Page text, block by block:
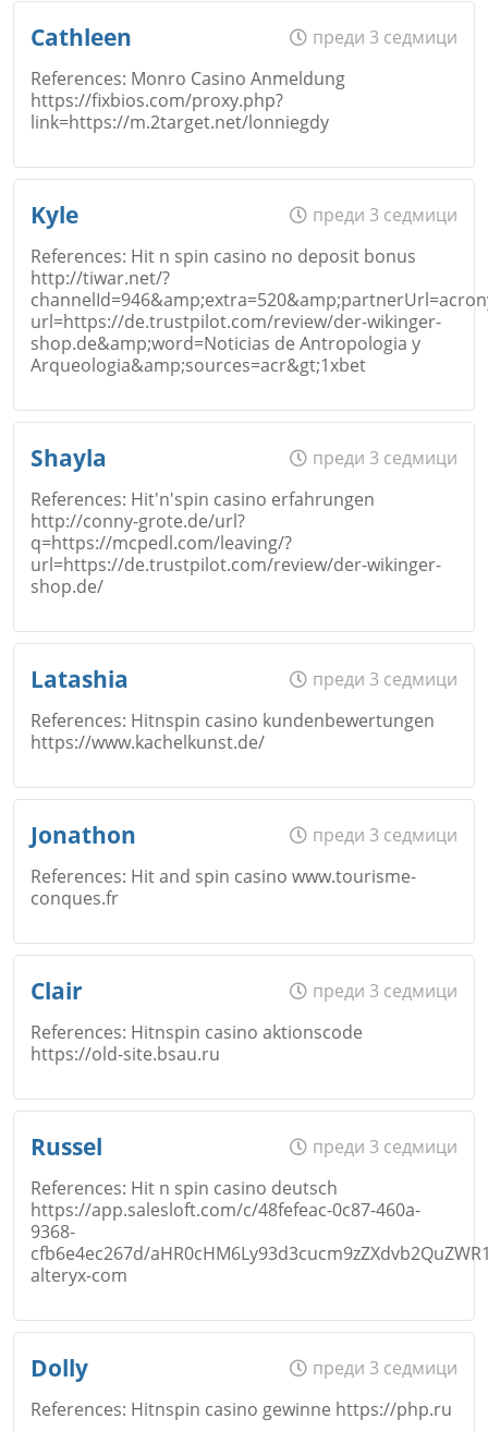
Коментар*
Откажи
Коментар*
Откажи
Cathleen
преди 3 седмици
References: Monro Casino Anmeldung
https://fixbios.com/proxy.php?
link=https://m.2target.net/lonniegdy
Email
Откажи
Kyle
преди 3 седмици
References: Hit n spin casino no deposit bonus
http://tiwar.net/?
url=https://de.trustpilot.com/review/der-wikinger-
shop.de&amp;word=Noticias de Antropologia y
Arqueologia&amp;sources=acr&gt;1xbet
Email
Коментар
Shayla
преди 3 седмици
References: Hit'n'spin casino erfahrungen
http://conny-grote.de/url?
q=https://mcpedl.com/leaving/?
url=https://de.trustpilot.com/review/der-wikinger-
shop.de/
Email
Коментар
Откажи
Latashia
преди 3 седмици
References: Hitnspin casino kundenbewertungen
https://www.kachelkunst.de/
Email
Коментар*
Jonathon
преди 3 седмици
References: Hit and spin casino www.tourisme-
conques.fr
Email
Коментар*
Clair
преди 3 седмици
References: Hitnspin casino aktionscode
https://old-site.bsau.ru
Email
Коментар
Russel
преди 3 седмици
References: Hit n spin casino deutsch
https://app.salesloft.com/c/48fefeac-0c87-460a-
9368-
cfb6e4ec267d/
alteryx-com
Dolly
преди 3 седмици
References: Hitnspin casino gewinne https://php.ru